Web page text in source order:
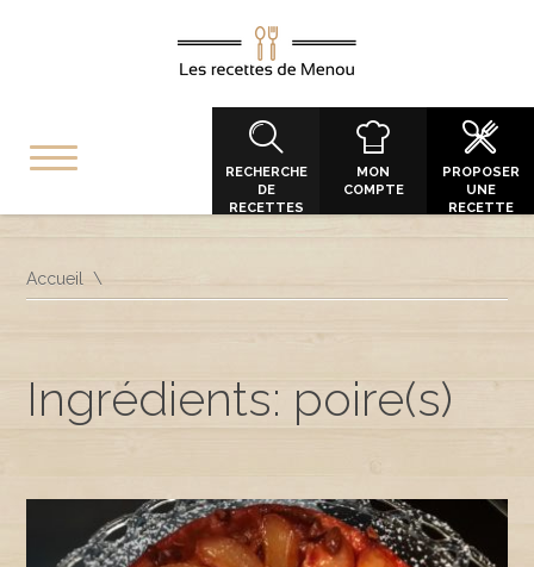
RECHERCHE
DE
RECETTES
MON
COMPTE
PROPOSER
UNE
RECETTE
Accueil
Ingrédients: poire(s)